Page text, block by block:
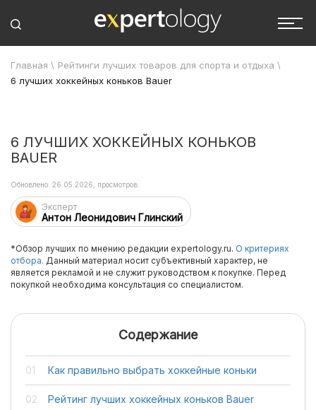
Главная \ Рейтинги лучших товаров для спорта и отдыха \
6 лучших хоккейных коньков Bauer
6 ЛУЧШИХ ХОККЕЙНЫХ КОНЬКОВ
BAUER
Эксперт
Антон Леонидович Глинский
Обновлено: 26.05.2026, просмотров:
*Обзор лучших по мнению редакции expertology.ru. О критериях
отбора. Данный материал носит субъективный характер, не
является рекламой и не служит руководством к покупке. Перед
покупкой необходима консультация со специалистом.
Содержание
Как правильно выбрать хоккейные коньки
Рейтинг лучших хоккейных коньков Bauer